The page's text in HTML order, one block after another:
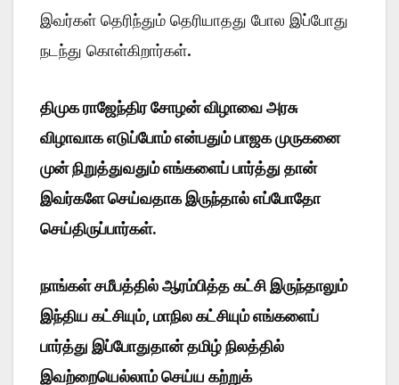
இவர்கள் தெரிந்தும் தெரியாதது போல இப்போது
நடந்து கொள்கிறார்கள்.
திமுக ராஜேந்திர சோழன் விழாவை அரசு
விழாவாக எடுப்போம் என்பதும் பாஜக முருகனை
முன் நிறுத்துவதும் எங்களைப் பார்த்து தான்
இவர்களே செய்வதாக இருந்தால் எப்போதோ
செய்திருப்பார்கள்.
நாங்கள் சமீபத்தில் ஆரம்பித்த கட்சி இருந்தாலும்
இந்திய கட்சியும், மாநில கட்சியும் எங்களைப்
பார்த்து இப்போதுதான் தமிழ் நிலத்தில்
இவற்றையெல்லாம் செய்ய கற்றுக்